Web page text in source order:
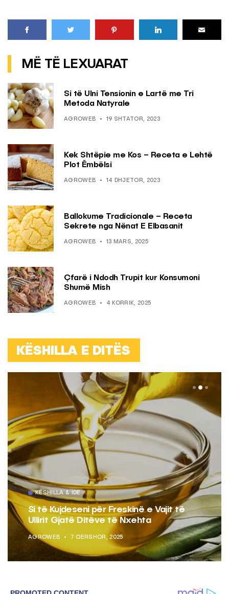
MË TË LEXUARAT
Si të Ulni Tensionin e Lartë me Tri
Metoda Natyrale
AGROWEB 19 SHTATOR, 2023
Kek Shtëpie me Kos – Receta e Lehtë
Plot Ëmbëlsi
AGROWEB 14 DHJETOR, 2023
Ballokume Tradicionale – Receta
Sekrete nga Nënat E Elbasanit
AGROWEB 13 MARS, 2025
Çfarë i Ndodh Trupit kur Konsumoni
Shumë Mish
AGROWEB 4 KORRIK, 2025
KËSHILLA E DITËS
KËSHILLA & IDE
Si të Kujdeseni për Freskinë e Vajit të
Ullirit Gjatë Ditëve të Nxehta
AGROWEB 7 QERSHOR, 2025